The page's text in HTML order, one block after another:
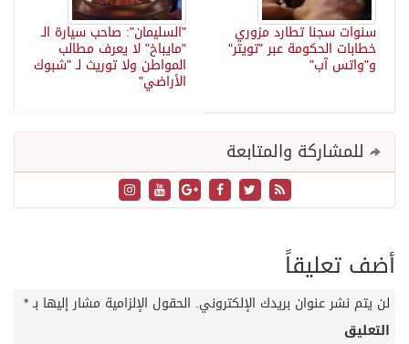
"السليمان": صاحب سيارة الـ
"مايباخ" لا يعرف مطالب
المواطن ولا توريث لـ "شبوك
الأراضي"
سنوات سجنا تطارد مزوري
خطابات الحكومة عبر "تويتر"
و"واتس آب"
للمشاركة والمتابعة
أضف تعليقاً
لن يتم نشر عنوان بريدك الإلكتروني. الحقول الإلزامية مشار إليها بـ*
التعليق